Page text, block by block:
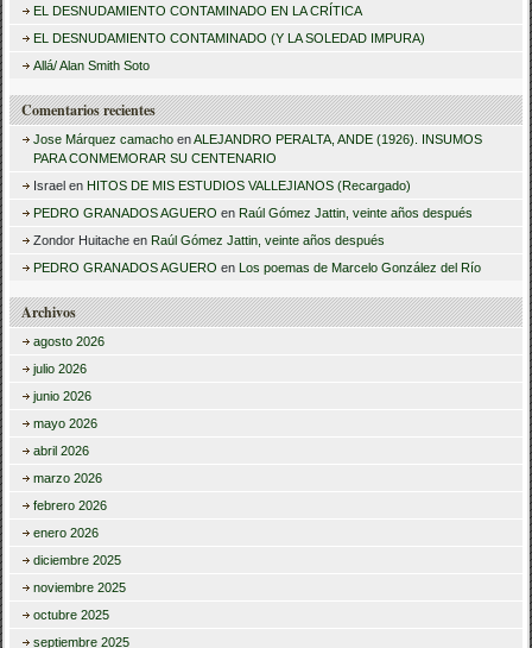
r
EL DESNUDAMIENTO CONTAMINADO EN LA CRÍTICA
EL DESNUDAMIENTO CONTAMINADO (Y LA SOLEDAD IMPURA)
Allá/ Alan Smith Soto
Comentarios recientes
Jose Márquez camacho enALEJANDRO PERALTA, ANDE (1926). INSUMOS
PARA CONMEMORAR SU CENTENARIO
Israel en HITOS DE MIS ESTUDIOS VALLEJIANOS (Recargado)
PEDRO GRANADOS AGUERO en Raúl Gómez Jattin, veinte años después
Zondor Huitache en Raúl Gómez Jattin, veinte años después
PEDRO GRANADOS AGUERO en Los poemas de Marcelo González del Río
Archivos
agosto 2026
julio 2026
junio 2026
mayo 2026
abril 2026
marzo 2026
febrero 2026
enero 2026
diciembre 2025
noviembre 2025
octubre 2025
septiembre 2025